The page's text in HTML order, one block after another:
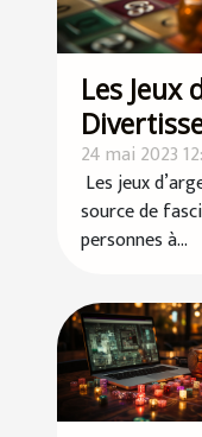
Les Jeux
24 mai 2023
Les jeux
source de
personnes à...